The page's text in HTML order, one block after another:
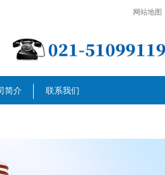
网站地图
简介 联系我们